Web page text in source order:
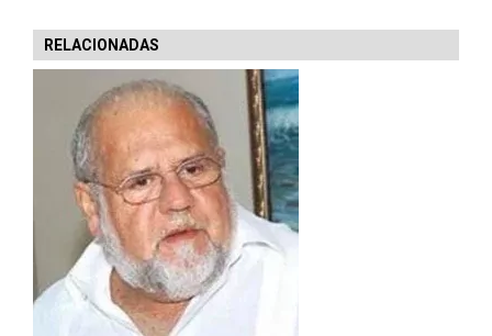
RELACIONADAS